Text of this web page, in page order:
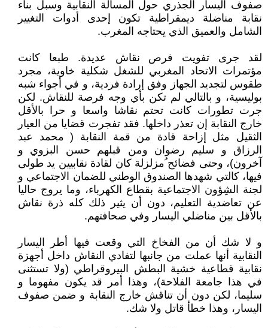
صفوف اليسار الجذري حول المسألة النقابية وسبل بناء
نقابة مناضلة ديمقراطية تكون إحدى أدوات التغيير
الشامل والعميق الذي يحتاجه المغرب.
لقد جرى تفويت فرص نقاش عديدة. طبعا كانت
مؤتمرات الاتحاد المغربي للشغل شكلية خاوية، مجرد
طقوس لتجديد الجهاز وفق إرادة فردية، و في أجواء شبه
بوليسية، و بالتالي لم تكن بأي وجه فرصة للنقاش. لكن
جرت تطورات كانت تحتم نقاشا واسعا و حرا بالأقل
خارج النقابة إن تعذر داخلها. فقد تفجرت قضايا من العيار
الثقيل مثل إزاحة قادة من قمة النقابة ( محمد عبد
الرزاق و سليم رضوان ومن قبلهم حسن البزوي و
آخرون)، وحتى فضائح ُمزلزلة كان لقادة نقابيين يد طولى
فيها، كالتي شهدها الصندوق الوطني للضمان الاجتماعي و
لجنة الشِؤون الاجتماعية بقطاع الكهرباء، وما يروج حاليا
عن تعاضدية التعليم، دون أن يثير ذلك كله ذرة نقاش
بالأقل بين مناضلي اليسار وفي صحافتهم.
و لا شك أن من الفخاخ التي وقعت فيها أطر اليسار
النقابية أنها عملت من جانبها لتفادي النقاش داخل أجهزة
نقابية قطاعية خشية البطش البيروقراطي (ولا تستثنى
في هذا جامعة الفلاحة)، وهذا أمر قد يكون مفهوما و
سليما، لكن دون أن تناقش خارج النقابة و ضمن صفوف
اليسار، وهذا خطأ قاتل ولا شك.